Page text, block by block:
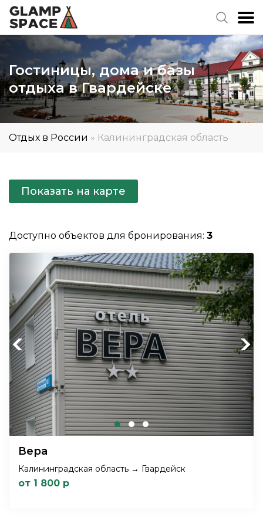
Гостиницы, дома и базы
отдыха в Гвардейске
Отдых в России » Калининградская область
Показать на карте
Доступно объектов для бронирования: 3
Previous Next
Вера
Калининградская область → Гвардейск
от 1 800 р